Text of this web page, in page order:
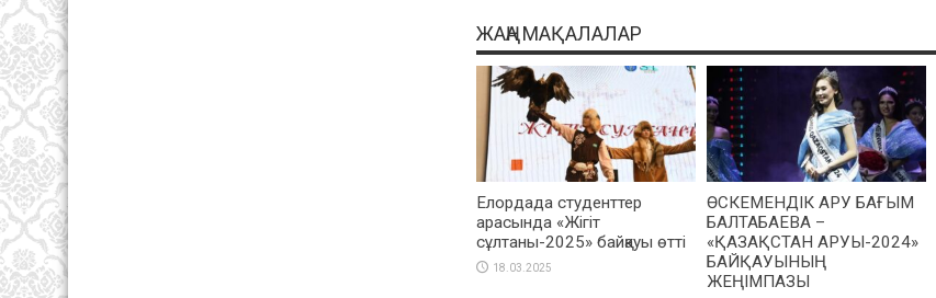
ЖАҢА МАҚАЛАЛАР
Елордада студенттер
арасында «Жігіт
сұлтаны-2025» байқауы өтті
18.03.2025
ӨСКЕМЕНДІК АРУ БАҒЫМ
БАЛТАБАЕВА –
«ҚАЗАҚСТАН АРУЫ-2024»
БАЙҚАУЫНЫҢ
ЖЕҢІМПАЗЫ